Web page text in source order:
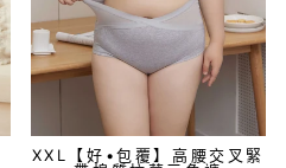
XXL【好•包覆】高腰交叉緊